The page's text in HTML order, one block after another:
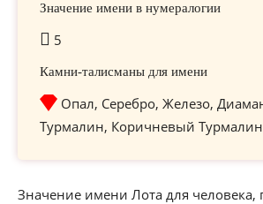
Значение имени в нумералогии
5
Камни-талисманы для имени
Опал, Серебро, Железо,
Турмалин, Коричневый
Значение имени Лота для человека,